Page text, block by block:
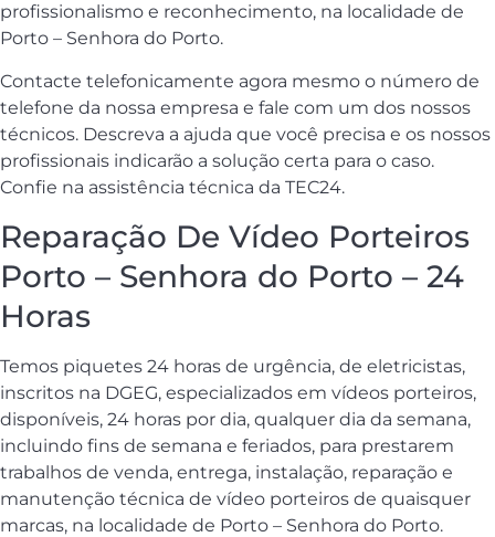
profissionalismo e reconhecimento, na localidade de
Porto – Senhora do Porto.
Contacte telefonicamente agora mesmo o número de
telefone da nossa empresa e fale com um dos nossos
técnicos. Descreva a ajuda que você precisa e os nossos
profissionais indicarão a solução certa para o caso.
Confie na assistência técnica da TEC24.
Reparação De Vídeo Porteiros
Porto – Senhora do Porto – 24
Horas
Temos piquetes 24 horas de urgência, de eletricistas,
inscritos na DGEG, especializados em vídeos porteiros,
disponíveis, 24 horas por dia, qualquer dia da semana,
incluindo fins de semana e feriados, para prestarem
trabalhos de venda, entrega, instalação, reparação e
manutenção técnica de vídeo porteiros de quaisquer
marcas, na localidade de Porto – Senhora do Porto.